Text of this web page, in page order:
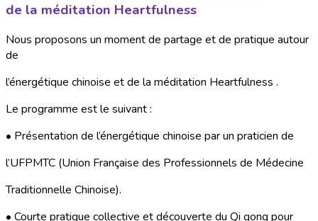
de la méditation Heartfulness
Nous proposons un moment de partage et de pratique autour
de
l’énergétique chinoise et de la méditation Heartfulness .
Le programme est le suivant :
• Présentation de l’énergétique chinoise par un praticien de
l’UFPMTC (Union Française des Professionnels de Médecine
Traditionnelle Chinoise).
• Courte pratique collective et découverte du Qi gong pour